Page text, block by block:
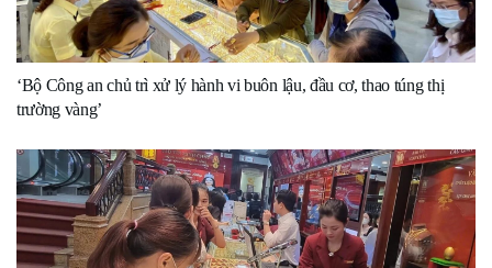
‘Bộ Công an chủ trì xử lý hành vi buôn lậu, đầu cơ, thao túng thị
trường vàng’